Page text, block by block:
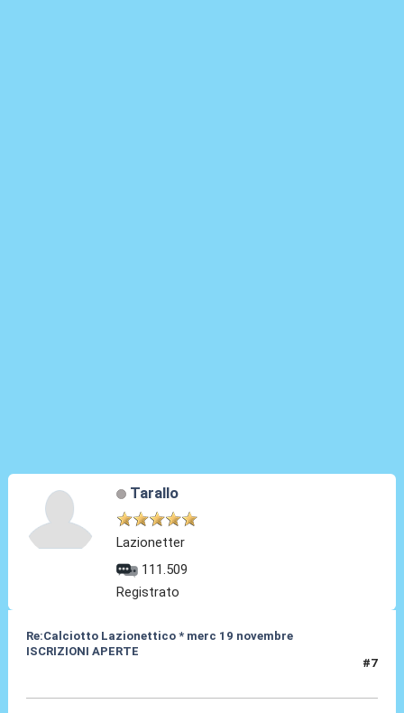
Tarallo
Lazionetter
111.509
Registrato
Re:Calciotto Lazionettico * merc 19 novembre
ISCRIZIONI APERTE
#7